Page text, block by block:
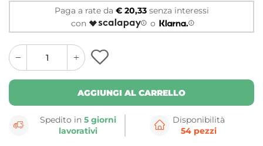
Paga a rate da € 20,33senza interessi
con
o
quantity
button
quantity
minus
button
AGGIUNGI AL CARRELLO
Spedito in5 giorni
lavorativi
Disponibilità
54 pezzi